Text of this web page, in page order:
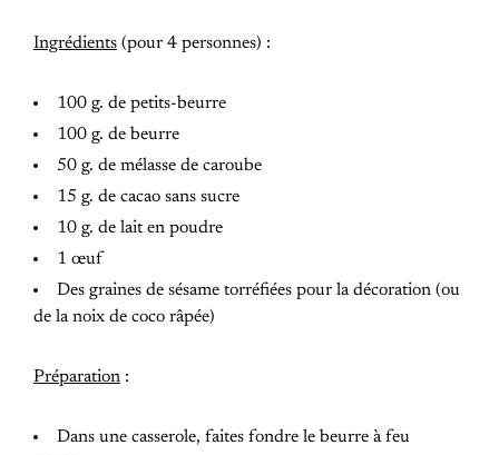
Ingrédients (pour 4 personnes) :
100 g. de petits-beurre
100 g. de beurre
50 g. de mélasse de caroube
15 g. de cacao sans sucre
10 g. de lait en poudre
1 œuf
Des graines de sésame torréfiées pour la décoration (ou
de la noix de coco râpée)
Préparation :
Dans une casserole, faites fondre le beurre à feu